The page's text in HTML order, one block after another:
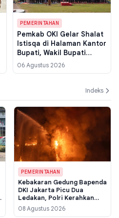
PEMERINTAHAN
Pemkab OKI Gelar Shalat
Istisqa di Halaman Kantor
Bupati, Wakil Bupati
Pimpin Doa Bersama
untuk Atasi Kemarau dan
06 Agustus 2026
Indeks
PEMERINTAHAN
Kebakaran Gedung Bapenda
DKI Jakarta Picu Dua
Ledakan, Polri Kerahkan
Tim Forensik Usut Sumber
Api
08 Agustus 2026